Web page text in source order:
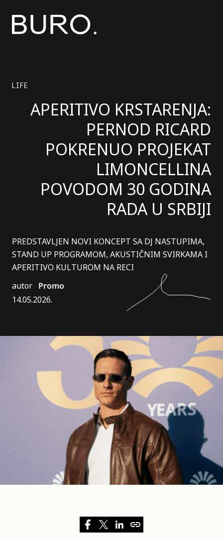
LIFE
APERITIVO KRSTARENJA:
PERNOD RICARD
POKRENUO PROJEKAT
LIMONCELLINA
POVODOM 30 GODINA
RADA U SRBIJI
PREDSTAVLJEN NOVI KONCEPT SA DJ NASTUPIMA,
STAND UP PROGRAMOM, AKUSTIČNIM SVIRKAMA I
APERITIVO KULTUROM NA RECI
autor Promo
14.05.2026.